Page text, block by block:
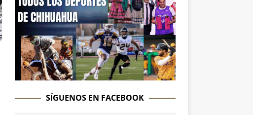
SÍGUENOS EN FACEBOOK